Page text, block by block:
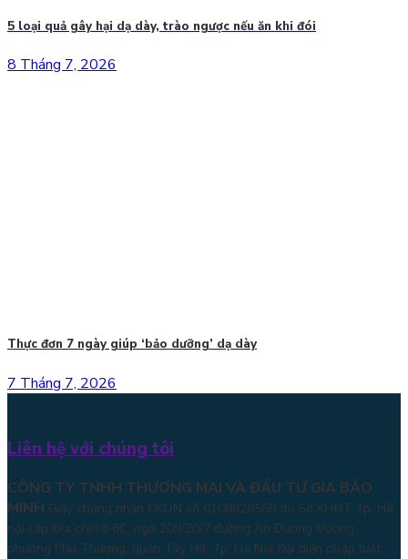
5 loại quả gây hại dạ dày, trào ngược nếu ăn khi đói
8 Tháng 7, 2026
Thực đơn 7 ngày giúp ‘bảo dưỡng’ dạ dày
7 Tháng 7, 2026
Liên hệ với chúng tôi
CÔNG TY TNHH THƯƠNG MẠI VÀ ĐẦU TƯ GIA BẢO
MINH Giấy chứng nhận ĐKDN số 0108828568 do Sở KHĐT Tp. Hà
nội cấp Địa chỉ số 8C, ngõ 209/20/7 đường An Dương Vương,
phường Phú Thượng, quận Tây Hồ, Tp. Hà Nội Đại diện pháp luật: